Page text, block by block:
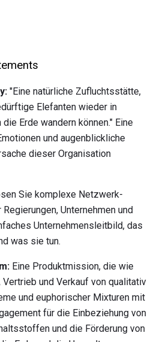
"Eine natürliche Zufluchtsstätte,
Elefanten wieder in
Erde wandern können." Eine
und augenblickliche
dieser Organisation
Sie komplexe Netzwerk-
Unternehmen und
Unternehmensleitbild, das
was sie tun.
Eine Produktmission, die wie
und Verkauf von qualitativ
und euphorischer Mixturen mit
für die Einbeziehung von
und die Förderung von